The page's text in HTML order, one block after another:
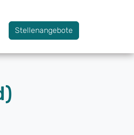
Stellenangebote